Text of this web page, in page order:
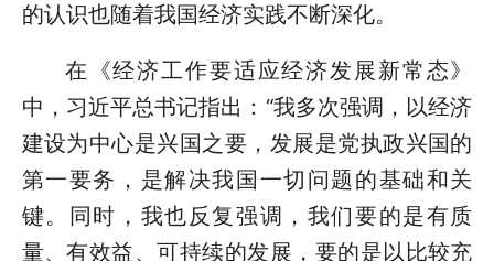
的认识也随着我国经济实践不断深化。
在《经济工作要适应经济发展新常态》
中，习近平总书记指出：“我多次强调，以经济
建设为中心是兴国之要，发展是党执政兴国的
第一要务，是解决我国一切问题的基础和关
键。同时，我也反复强调，我们要的是有质
量、有效益、可持续的发展，要的是以比较充